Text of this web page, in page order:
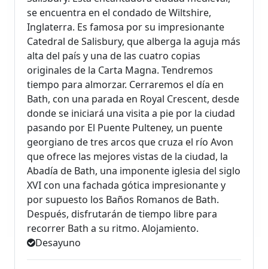
se encuentra en el condado de Wiltshire,
Inglaterra. Es famosa por su impresionante
Catedral de Salisbury, que alberga la aguja más
alta del país y una de las cuatro copias
originales de la Carta Magna. Tendremos
tiempo para almorzar. Cerraremos el día en
Bath, con una parada en Royal Crescent, desde
donde se iniciará una visita a pie por la ciudad
pasando por El Puente Pulteney, un puente
georgiano de tres arcos que cruza el río Avon
que ofrece las mejores vistas de la ciudad, la
Abadía de Bath, una imponente iglesia del siglo
XVI con una fachada gótica impresionante y
por supuesto los Baños Romanos de Bath.
Después, disfrutarán de tiempo libre para
recorrer Bath a su ritmo. Alojamiento.
Desayuno